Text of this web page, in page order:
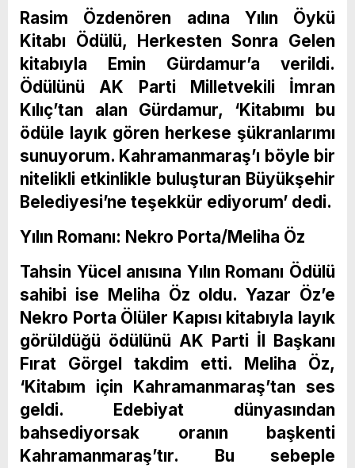
Rasim Özdenören adına Yılın Öykü
Kitabı Ödülü, Herkesten Sonra Gelen
kitabıyla Emin Gürdamur’a verildi.
Ödülünü AK Parti Milletvekili İmran
Kılıç’tan alan Gürdamur, ‘Kitabımı bu
ödüle layık gören herkese şükranlarımı
sunuyorum. Kahramanmaraş’ı böyle bir
nitelikli etkinlikle buluşturan Büyükşehir
Belediyesi’ne teşekkür ediyorum’ dedi.
Yılın Romanı: Nekro Porta/Meliha Öz
Tahsin Yücel anısına Yılın Romanı Ödülü
sahibi ise Meliha Öz oldu. Yazar Öz’e
Nekro Porta Ölüler Kapısı kitabıyla layık
görüldüğü ödülünü AK Parti İl Başkanı
Fırat Görgel takdim etti. Meliha Öz,
‘Kitabım için Kahramanmaraş’tan ses
geldi. Edebiyat dünyasından
bahsediyorsak oranın başkenti
Kahramanmaraş’tır. Bu sebeple